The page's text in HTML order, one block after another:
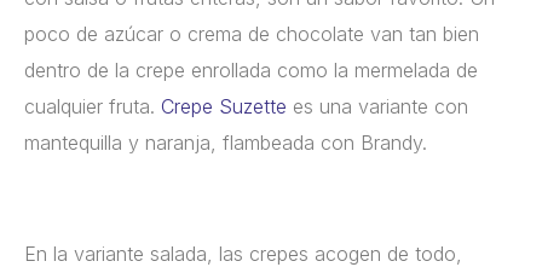
poco de azúcar o crema de chocolate van tan bien
dentro de la crepe enrollada como la mermelada de
cualquier fruta. Crepe Suzette es una variante con
mantequilla y naranja, flambeada con Brandy.
En la variante salada, las crepes acogen de todo,